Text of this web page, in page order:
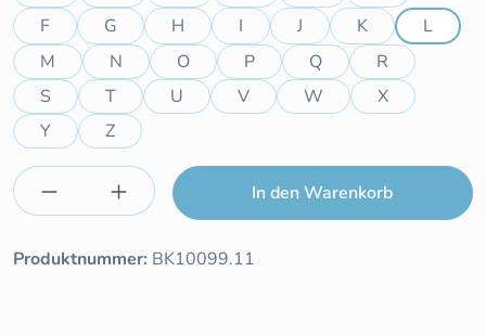
F
G H I J K
L
M
N O P Q
R
S
T U V W
X
Y
Z
Produkt Anzahl: Gib den gewünschten
In den Warenkorb
Produktnummer: BK10099.11